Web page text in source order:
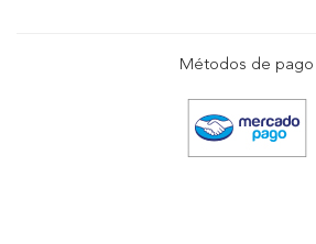
Métodos de pago